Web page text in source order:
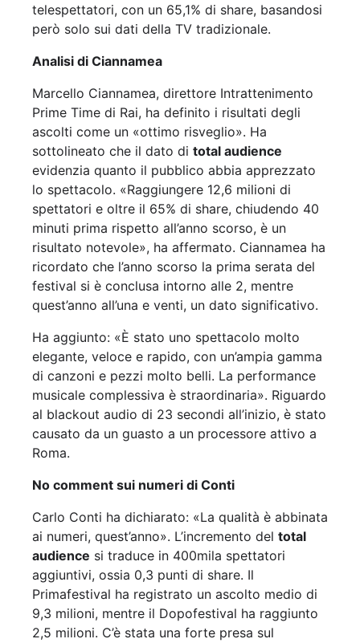
telespettatori, con un 65,1% di share, basandosi
però solo sui dati della TV tradizionale.
Analisi di Ciannamea
Marcello Ciannamea, direttore Intrattenimento
Prime Time di Rai, ha definito i risultati degli
ascolti come un «ottimo risveglio». Ha
sottolineato che il dato di total audience
evidenzia quanto il pubblico abbia apprezzato
lo spettacolo. «Raggiungere 12,6 milioni di
spettatori e oltre il 65% di share, chiudendo 40
minuti prima rispetto all’anno scorso, è un
risultato notevole», ha affermato. Ciannamea ha
ricordato che l’anno scorso la prima serata del
festival si è conclusa intorno alle 2, mentre
quest’anno all’una e venti, un dato significativo.
Ha aggiunto: «È stato uno spettacolo molto
elegante, veloce e rapido, con un’ampia gamma
di canzoni e pezzi molto belli. La performance
musicale complessiva è straordinaria». Riguardo
al blackout audio di 23 secondi all’inizio, è stato
causato da un guasto a un processore attivo a
Roma.
No comment sui numeri di Conti
Carlo Conti ha dichiarato: «La qualità è abbinata
ai numeri, quest’anno». L’incremento del total
audience si traduce in 400mila spettatori
aggiuntivi, ossia 0,3 punti di share. Il
Primafestival ha registrato un ascolto medio di
9,3 milioni, mentre il Dopofestival ha raggiunto
2,5 milioni. C’è stata una forte presa sul